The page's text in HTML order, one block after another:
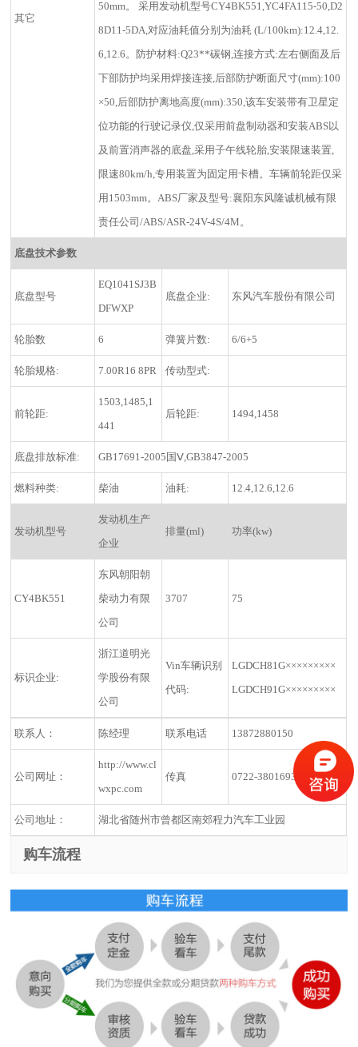
其它
50mm。 采用发动机型号CY4BK551,YC4FA115-50,D2
8D11-5DA,对应油耗值分别为油耗 (L/100km):12.4,12.
6,12.6。防护材料:Q23**碳钢,连接方式:左右侧面及后
下部防护均采用焊接连接,后部防护断面尺寸(mm):100
×50,后部防护离地高度(mm):350,该车安装带有卫星定
位功能的行驶记录仪,仅采用前盘制动器和安装ABS以
及前置消声器的底盘,采用子午线轮胎,安装限速装置,
限速80km/h,专用装置为固定用卡槽。车辆前轮距仅采
用1503mm。ABS厂家及型号:襄阳东风隆诚机械有限
责任公司/ABS/ASR-24V-4S/4M。
底盘技术参数
底盘型号
EQ1041SJ3B
DFWXP
底盘企业: 东风汽车股份有限公司
轮胎数 6 弹簧片数: 6/6+5
轮胎规格: 7.00R16 8PR 传动型式:
前轮距:
1503,1485,1
441
后轮距: 1494,1458
底盘排放标准: GB17691-2005国Ⅴ,GB3847-2005
燃料种类: 柴油 油耗: 12.4,12.6,12.6
发动机型号
发动机生产
企业
排量(ml) 功率(kw)
CY4BK551
东风朝阳朝
柴动力有限
公司
3707 75
标识企业:
浙江道明光
学股份有限
公司
Vin车辆识别
代码:
LGDCH81G×××××××××
LGDCH91G×××××××××
联系人： 陈经理 联系电话 13872880150
公司网址：
http://www.cl
wxpc.com
传真 0722-3801693
公司地址： 湖北省随州市曾都区南郊程力汽车工业园
购车流程